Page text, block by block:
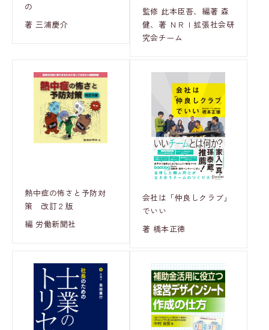
の
著 三浦慶介
監修 此本臣吾、編著 森
健、著 ＮＲＩ拡張社会研
究会チーム
熱中症の怖さと予防対
策 改訂２版
編 労働新聞社
会社は「仲良しクラブ」
でいい
著 橋本正徳